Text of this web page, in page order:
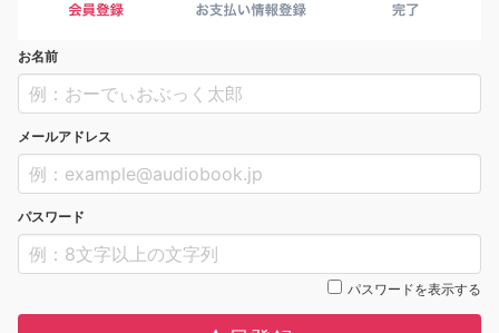
お名前
メールアドレス
パスワード
パスワードを表示する